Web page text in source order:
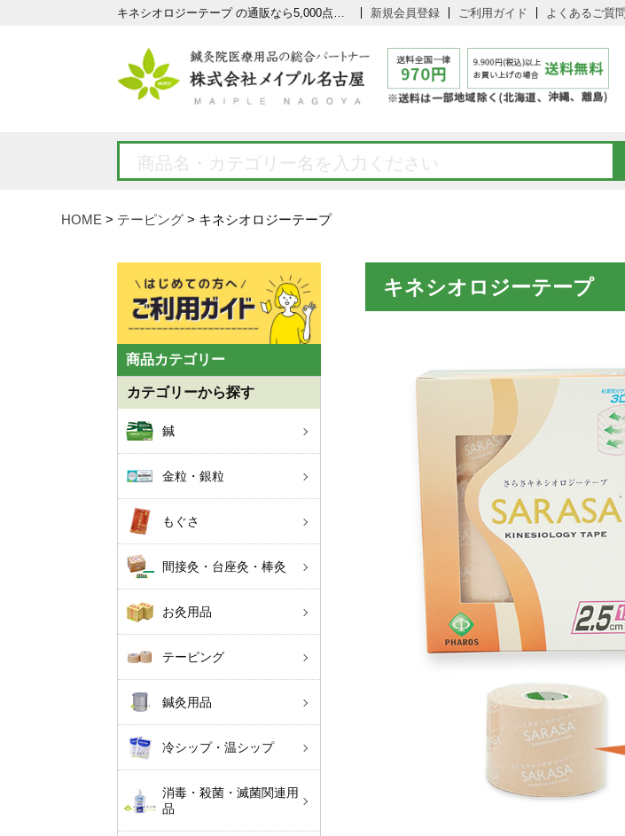
キネシオロジーテープ の通販なら5,000点以上の豊富な品揃えのメイプル名古屋へ 新規会員登録 ご利用ガイド よくあるご質問
HOME テーピング キネシオロジーテープ
商品カテゴリー
カテゴリーから探す
鍼
金粒・銀粒
もぐさ
間接灸・台座灸・棒灸
お灸用品
テーピング
鍼灸用品
冷シップ・温シップ
消毒・殺菌・滅菌関連用
品
キネシオロジーテープ